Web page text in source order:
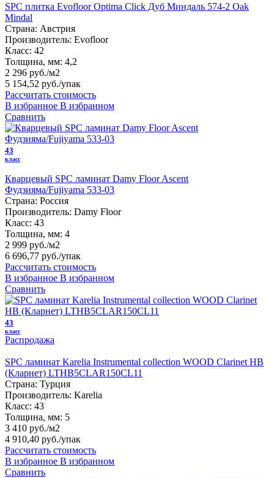
SPC плитка Evofloor Optima Click Дуб Миндаль 574-2 Оak
Mindal
Страна: Австрия
Производитель: Evofloor
Класс: 42
Толщина, мм: 4,2
2 296 руб./м2
5 154,52 руб./упак
Рассчитать стоимость
В избранное В избранном
Сравнить
43
класс
Кварцевый SPC ламинат Damy Floor Ascent
Фудзияма/Fujiyama 533-03
Страна: Россия
Производитель: Damy Floor
Класс: 43
Толщина, мм: 4
2 999 руб./м2
6 696,77 руб./упак
Рассчитать стоимость
В избранное В избранном
Сравнить
43
класс
Распродажа
SPC ламинат Karelia Instrumental collection WOOD Сlarinet HB
(Кларнет) LTHB5CLAR150CL11
Страна: Турция
Производитель: Karelia
Класс: 43
Толщина, мм: 5
3 410 руб./м2
4 910,40 руб./упак
Рассчитать стоимость
В избранное В избранном
Сравнить